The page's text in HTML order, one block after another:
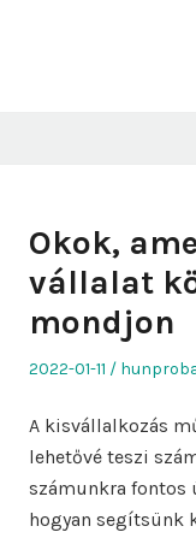
Okok,
vállalat
mondjon
Posted
2022-01-11 Author
A kisvállalkozás
lehetővé teszi
számunkra fontos
hogyan segítsünk